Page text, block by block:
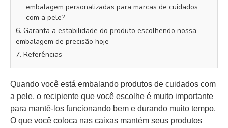
embalagem personalizadas para marcas de cuidados
com a pele?
6. Garanta a estabilidade do produto escolhendo nossa
embalagem de precisão hoje
7. Referências
Quando você está embalando produtos de cuidados com
a pele, o recipiente que você escolhe é muito importante
para mantê-los funcionando bem e durando muito tempo.
O que você coloca nas caixas mantém seus produtos